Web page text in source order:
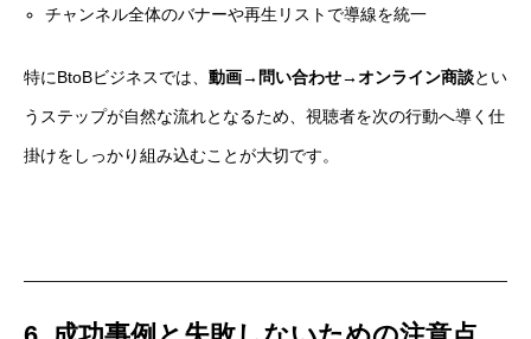
チャンネル全体のバナーや再生リストで導線を統一
特にBtoBビジネスでは、 動画→問い合わせ→オンライン商談とい
うステップが自然な流れとなるため、視聴者を次の行動へ導く仕
掛けをしっかり組み込むことが大切です。